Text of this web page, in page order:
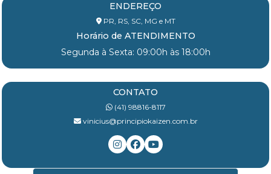
ENDEREÇO
PR, RS, SC, MG e MT
Horário de ATENDIMENTO
Segunda à Sexta: 09:00h às 18:00h
CONTATO
(41) 98816-8117
vinicius@principiokaizen.com.br